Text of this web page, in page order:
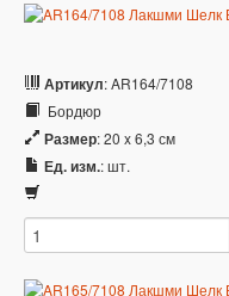
Артикул: AR164/7108
Бордюр
Размер: 20 x 6,3 см
Ед. изм.: шт.